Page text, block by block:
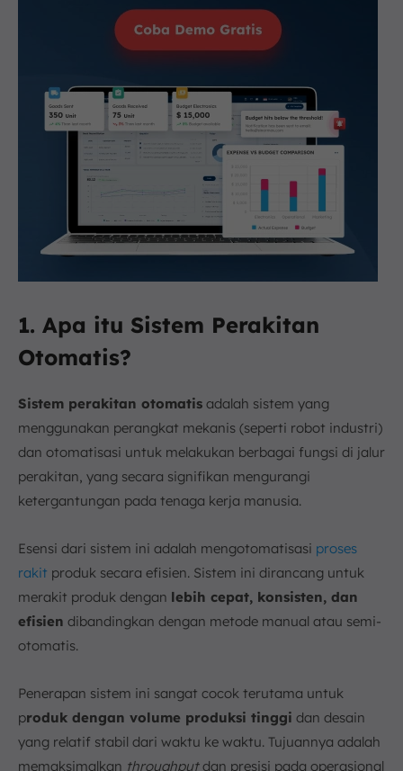
1. Apa itu Sistem Perakitan
Otomatis?
Sistem perakitan otomatis adalah sistem yang
menggunakan perangkat mekanis (seperti robot industri)
dan otomatisasi untuk melakukan berbagai fungsi di jalur
perakitan, yang secara signifikan mengurangi
ketergantungan pada tenaga kerja manusia.
Esensi dari sistem ini adalah mengotomatisasi proses
rakit produk secara efisien. Sistem ini dirancang untuk
merakit produk dengan lebih cepat, konsisten, dan
efisien dibandingkan dengan metode manual atau semi-
otomatis.
Penerapan sistem ini sangat cocok terutama untuk
produk dengan volume produksi tinggi dan desain
yang relatif stabil dari waktu ke waktu. Tujuannya adalah
memaksimalkan throughputdan presisi pada operasional